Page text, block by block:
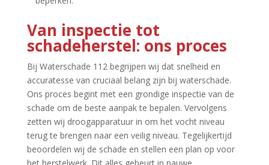
Van inspectie tot
schadeherstel: ons proces
Bij Waterschade 112 begrijpen wij dat snelheid en
accuratesse van cruciaal belang zijn bij waterschade.​
Ons proces begint met een grondige inspectie van de
schade om de beste aanpak te bepalen.​ Vervolgens
zetten wij droogapparatuur in om het vocht niveau
terug te brengen naar een veilig niveau.​ Tegelijkertijd
beoordelen wij de schade en stellen een plan op voor